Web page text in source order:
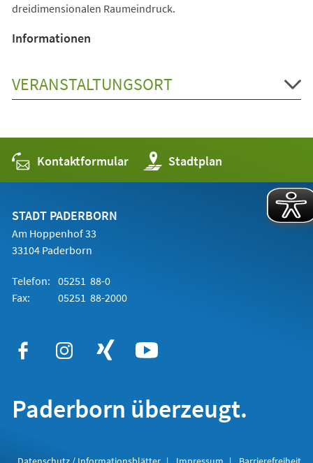
dreidimensionalen Raumeindruck.
Informationen
VERANSTALTUNGSORT
Kontaktformular Stadtplan
(Öffnet
in
einem
STADT PADERBORN
Am Hoppenhof 33
33104 Paderborn
Telefon: 05251 88-0
Fax:
05251 88-2000
Paderborn überzeugt.